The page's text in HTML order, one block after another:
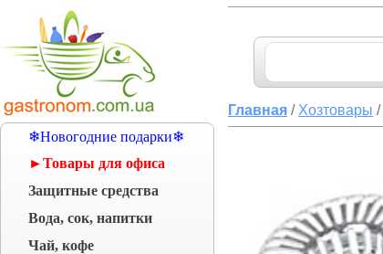
❄Новогодние подарки❄
►Товары для офиса
Защитные средства
Вода, сок, напитки
Чай, кофе
Главная / Хозтовары /